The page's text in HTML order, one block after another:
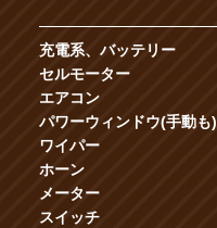
充電系、バッテリー
セルモーター
エアコン
パワーウィンドウ(手動も)
ワイパー
ホーン
メーター
スイッチ